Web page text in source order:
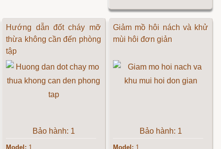
Hướng dẫn đốt cháy mỡ
thừa không cần đến phòng
tập
Bảo hành: 1
Model: 1
Giảm mồ hôi nách và khử
mùi hôi đơn giản
Bảo hành: 1
Model: 1